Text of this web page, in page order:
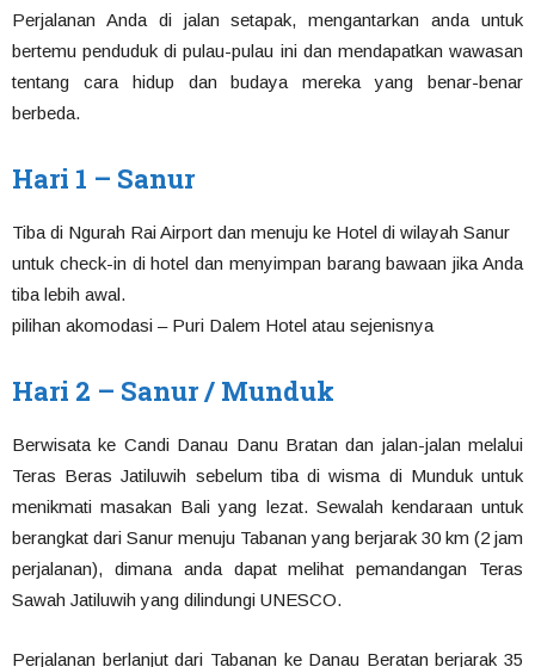
Perjalanan Anda di jalan setapak, mengantarkan anda untuk
bertemu penduduk di pulau-pulau ini dan mendapatkan wawasan
tentang cara hidup dan budaya mereka yang benar-benar
berbeda.
Hari 1 – Sanur
Tiba di Ngurah Rai Airport dan menuju ke Hotel di wilayah Sanur
untuk check-in di hotel dan menyimpan barang bawaan jika Anda
tiba lebih awal.
pilihan akomodasi – Puri Dalem Hotel atau sejenisnya
Hari 2 – Sanur / Munduk
Berwisata ke Candi Danau Danu Bratan dan jalan-jalan melalui
Teras Beras Jatiluwih sebelum tiba di wisma di Munduk untuk
menikmati masakan Bali yang lezat. Sewalah kendaraan untuk
berangkat dari Sanur menuju Tabanan yang berjarak 30 km (2 jam
perjalanan), dimana anda dapat melihat pemandangan Teras
Sawah Jatiluwih yang dilindungi UNESCO.
Perjalanan berlanjut dari Tabanan ke Danau Beratan berjarak 35